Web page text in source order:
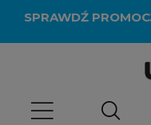
SPRAWDŹ